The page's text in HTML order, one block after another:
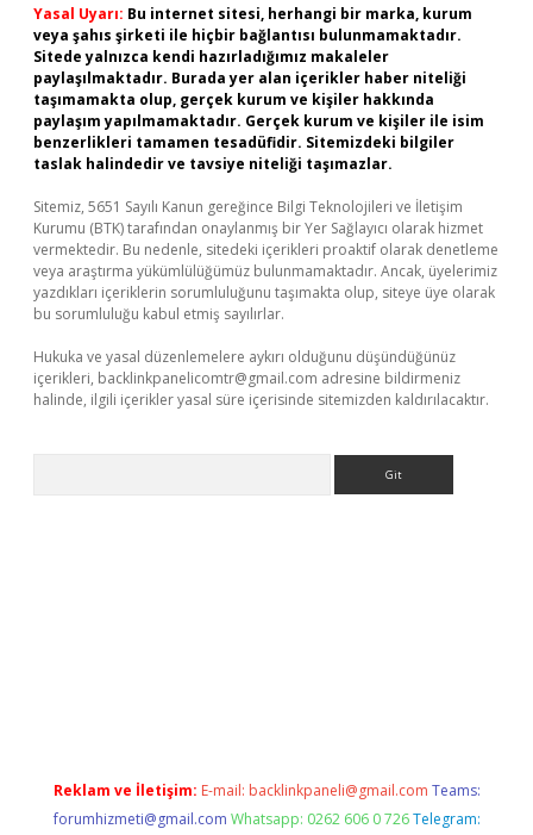
Yasal Uyarı: Bu internet sitesi, herhangi bir marka, kurum
veya şahıs şirketi ile hiçbir bağlantısı bulunmamaktadır.
Sitede yalnızca kendi hazırladığımız makaleler
paylaşılmaktadır. Burada yer alan içerikler haber niteliği
taşımamakta olup, gerçek kurum ve kişiler hakkında
paylaşım yapılmamaktadır. Gerçek kurum ve kişiler ile isim
benzerlikleri tamamen tesadüfidir. Sitemizdeki bilgiler
taslak halindedir ve tavsiye niteliği taşımazlar.
Sitemiz, 5651 Sayılı Kanun gereğince Bilgi Teknolojileri ve İletişim
Kurumu (BTK) tarafından onaylanmış bir Yer Sağlayıcı olarak hizmet
vermektedir. Bu nedenle, sitedeki içerikleri proaktif olarak denetleme
veya araştırma yükümlülüğümüz bulunmamaktadır. Ancak, üyelerimiz
yazdıkları içeriklerin sorumluluğunu taşımakta olup, siteye üye olarak
bu sorumluluğu kabul etmiş sayılırlar.
Hukuka ve yasal düzenlemelere aykırı olduğunu düşündüğünüz
içerikleri, backlinkpanelicomtr@gmail.com adresine bildirmeniz
halinde, ilgili içerikler yasal süre içerisinde sitemizden kaldırılacaktır.
Reklam ve İletişim: E-mail: backlinkpaneli@gmail.com Teams:
forumhizmeti@gmail.com Whatsapp: 0262 606 0 726 Telegram: